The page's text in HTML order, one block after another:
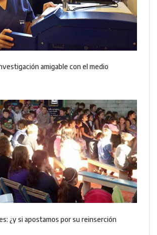
amigable con el medio
¿y si apostamos por su reinserción